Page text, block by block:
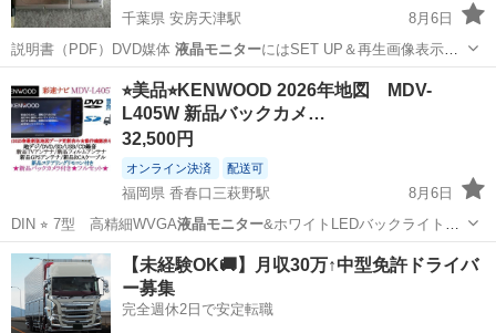
千葉県 安房天津駅
8月6日
説明書（PDF）DVD媒体 液晶モニターにはSET UP＆再生画像表示時
の…
安房天津駅 ACアダプター
⭐︎美品⭐︎KENWOOD 2026年地図 MDV-
L405W 新品バックカメ…
32,500円
オンライン決済 配送可
福岡県 香春口三萩野駅
8月6日
DIN ⭐︎ 7型 高精細WVGA液晶モニター&ホワイトLEDバックライト
⭐︎…福岡 北九州市 香春口三萩野駅 カーナビ、テレビ
新品
【未経験OK🚚】月収30万↑中型免許ドライバ
ー募集
完全週休2日で安定転職